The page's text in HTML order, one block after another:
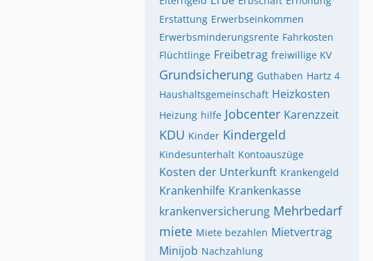
Erstattung Erwerbseinkommen
Erwerbsminderungsrente Fahrkosten
Flüchtlinge Freibetrag freiwillige KV
Grundsicherung Guthaben Hartz 4
Haushaltsgemeinschaft Heizkosten
Heizung hilfe Jobcenter Karenzzeit
KDU Kinder Kindergeld
Kindesunterhalt Kontoauszüge
Kosten der Unterkunft Krankengeld
Krankenhilfe Krankenkasse
krankenversicherung Mehrbedarf
miete Miete bezahlen Mietvertrag
Minijob Nachzahlung